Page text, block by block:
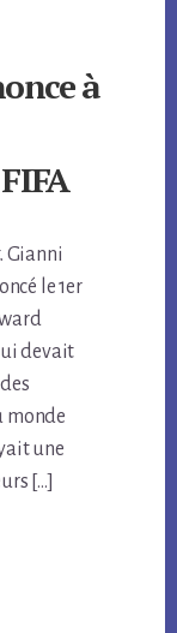
à
Gianni
le 1er
devait
monde
une
[…]